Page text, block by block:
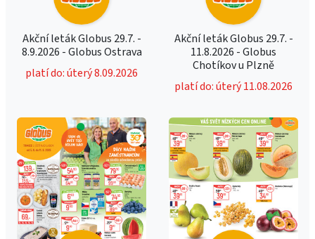
Akční leták Globus 29.7. -
8.9.2026 - Globus Ostrava
platí do: úterý 8.09.2026
Akční leták Globus 29.7. -
11.8.2026 - Globus
Chotíkov u Plzně
platí do: úterý 11.08.2026